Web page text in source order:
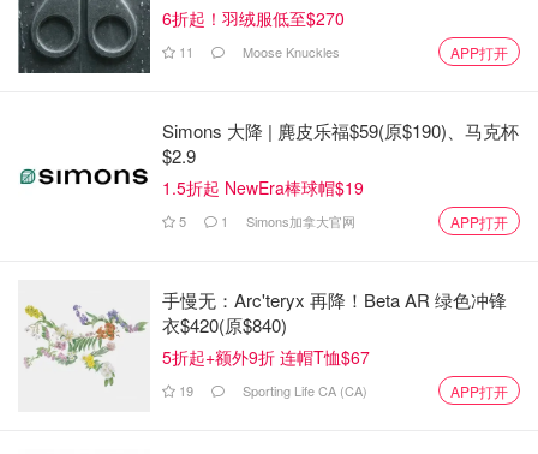
6折起！羽绒服低至$270
11 Moose Knuckles APP打开
Simons 大降 | 麂皮乐福$59(原$190)、马克杯
$2.9
1.5折起 NewEra棒球帽$19
5 1 Simons加拿大官网 APP打开
手慢无：Arc'teryx 再降！Beta AR 绿色冲锋
衣$420(原$840)
5折起+额外9折 连帽T恤$67
19 Sporting Life CA (CA) APP打开